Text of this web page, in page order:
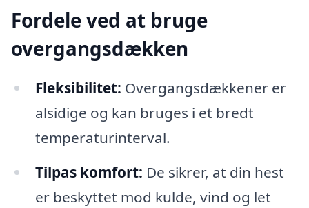
Fordele ved at bruge
overgangsdækken
Fleksibilitet: Overgangsdækkener er
alsidige og kan bruges i et bredt
temperaturinterval.
Tilpas komfort: De sikrer, at din hest
er beskyttet mod kulde, vind og let